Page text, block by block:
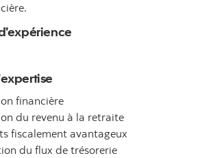
financière
du revenu à la retraite
fiscalement avantageux
du flux de trésorerie